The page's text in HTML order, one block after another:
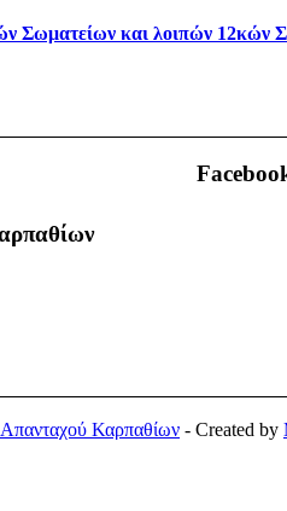
Σωματείων και λοιπών 12κών
Καρπαθίων - Created by